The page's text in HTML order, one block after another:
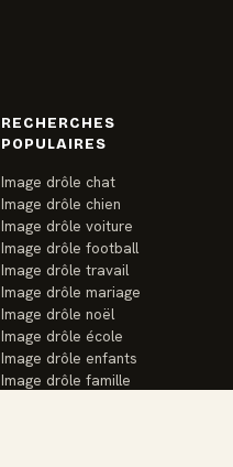
RECHERCHES
POPULAIRES
Image drôle chat
Image drôle chien
Image drôle voiture
Image drôle football
Image drôle travail
Image drôle mariage
Image drôle noël
Image drôle école
Image drôle enfants
Image drôle famille